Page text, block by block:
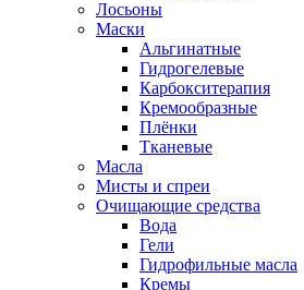
Лосьоны
Маски
Альгинатные
Гидрогелевые
Карбокситерапия
Кремообразные
Плёнки
Тканевые
Масла
Мисты и спреи
Очищающие средства
Вода
Гели
Гидрофильные масла
Кремы